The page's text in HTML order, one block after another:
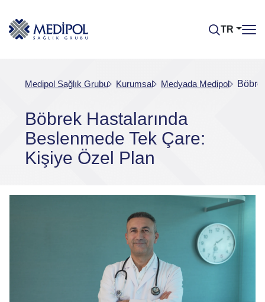
TR
Medipol Sağlık Grubu Kurumsal Medyada Medipol
Böbrek Hastalarında
Beslenmede Tek Çare:
Kişiye Özel Plan